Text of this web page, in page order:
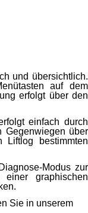
und übersichtlich.
auf dem
erfolgt über den
einfach durch
Gegen­wiegen über
bestimmten
Modus zur
graphischen
Sie in unserem